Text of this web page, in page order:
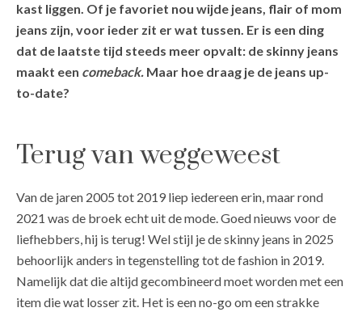
kast liggen. Of je favoriet nou wijde jeans, flair of mom
jeans zijn, voor ieder zit er wat tussen. Er is een ding
dat de laatste tijd steeds meer opvalt: de skinny jeans
maakt een comeback. Maar hoe draag je de jeans up-
to-date?
Terug van weggeweest
Van de jaren 2005 tot 2019 liep iedereen erin, maar rond
2021 was de broek echt uit de mode. Goed nieuws voor de
liefhebbers, hij is terug! Wel stijl je de skinny jeans in 2025
behoorlijk anders in tegenstelling tot de fashion in 2019.
Namelijk dat die altijd gecombineerd moet worden met een
item die wat losser zit. Het is een no-go om een strakke